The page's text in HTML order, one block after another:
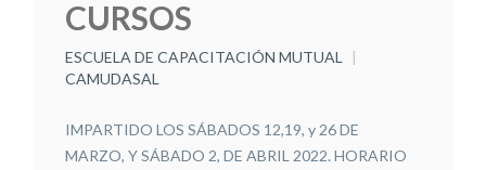
CURSOS
ESCUELA DE CAPACITACIÓN MUTUAL
CAMUDASAL
IMPARTIDO LOS SÁBADOS 12,19, y 26 DE
MARZO, Y SÁBADO 2, DE ABRIL 2022. HORARIO